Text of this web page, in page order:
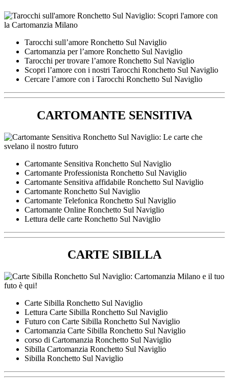
Tarocchi sull’amore Ronchetto Sul Naviglio
Cartomanzia per l’amore Ronchetto Sul Naviglio
Tarocchi per trovare l’amore Ronchetto Sul Naviglio
Scopri l’amore con i nostri Tarocchi Ronchetto Sul Naviglio
Cercare l’amore con i Tarocchi Ronchetto Sul Naviglio
CARTOMANTE SENSITIVA
Cartomante Sensitiva Ronchetto Sul Naviglio
Cartomante Professionista Ronchetto Sul Naviglio
Cartomante Sensitiva affidabile Ronchetto Sul Naviglio
Cartomante Ronchetto Sul Naviglio
Cartomante Telefonica Ronchetto Sul Naviglio
Cartomante Online Ronchetto Sul Naviglio
Lettura delle carte Ronchetto Sul Naviglio
CARTE SIBILLA
Carte Sibilla Ronchetto Sul Naviglio
Lettura Carte Sibilla Ronchetto Sul Naviglio
Futuro con Carte Sibilla Ronchetto Sul Naviglio
Cartomanzia Carte Sibilla Ronchetto Sul Naviglio
corso di Cartomanzia Ronchetto Sul Naviglio
Sibilla Cartomanzia Ronchetto Sul Naviglio
Sibilla Ronchetto Sul Naviglio